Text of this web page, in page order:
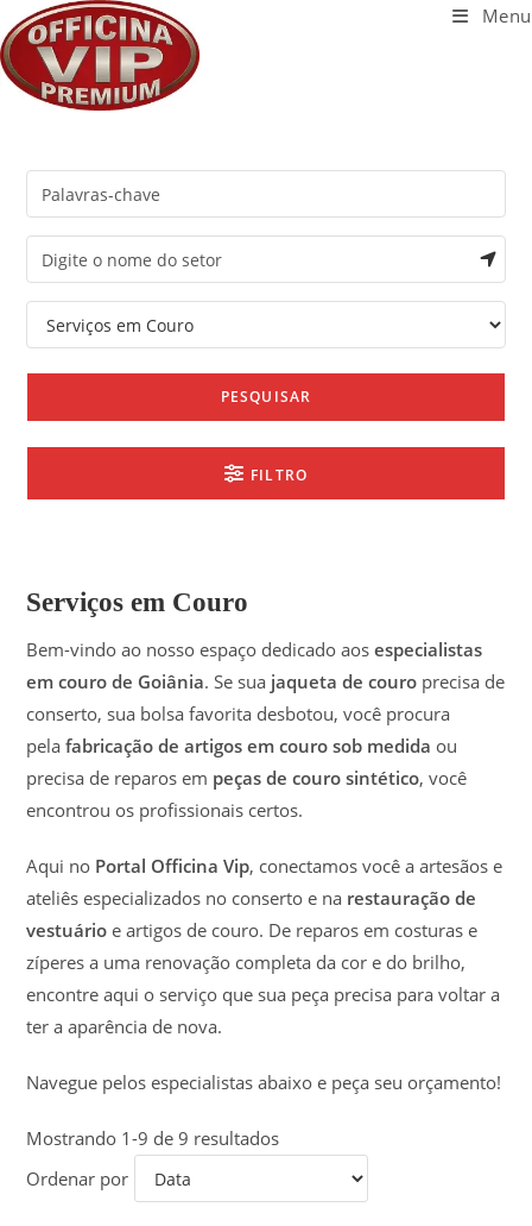
para
o
conteúdo
Menu
PESQUISAR
FILTRO
Serviços em Couro
Bem-vindo ao nosso espaço dedicado aosespecialistas
em couro de Goiânia. Se sua jaqueta de couro precisa de
conserto, sua bolsa favorita desbotou, você procura
pelafabricação de artigos em couro sob medida ou
precisa de reparos em peças de couro sintético, você
encontrou os profissionais certos.
Aqui no Portal Officina Vip, conectamos você a artesãos e
ateliês especializados no conserto e na restauração de
vestuário e artigos de couro. De reparos em costuras e
zíperes a uma renovação completa da cor e do brilho,
encontre aqui o serviço que sua peça precisa para voltar a
ter a aparência de nova.
Navegue pelos especialistas abaixo e peça seu orçamento!
Mostrando 1-9 de 9 resultados
Ordenar por